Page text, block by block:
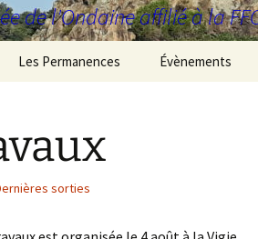
de l'Ondaine affilié à la
Les Permanences Évènements
sorties